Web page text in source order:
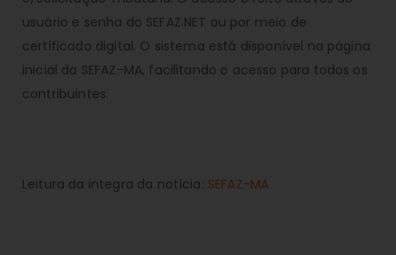
usuário e senha do SEFAZ.NET ou por meio de
certificado digital. O sistema está disponível na página
inicial da SEFAZ-MA, facilitando o acesso para todos os
contribuintes.
Leitura da integra da notícia: SEFAZ-MA